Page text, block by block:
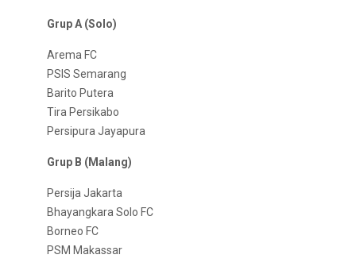
Grup A (Solo)
Arema FC
PSIS Semarang
Barito Putera
Tira Persikabo
Persipura Jayapura
Grup B (Malang)
Persija Jakarta
Bhayangkara Solo FC
Borneo FC
PSM Makassar